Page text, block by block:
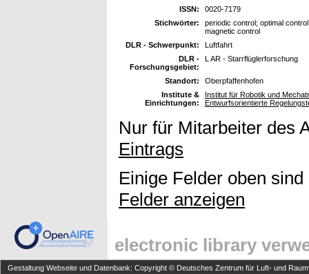
ISSN:
0020-7179
Stichwörter:
periodic control; optimal
magnetic control
DLR - Schwerpunkt:
Luftfahrt
DLR -
Forschungsgebiet:
L AR - Starrflüglerforschung
Standort:
Oberpfaffenhofen
Institute &
Einrichtungen:
Institut für Robotik und
Entwurfsorientierte
Nur für Mitarbeiter des
Eintrags
Einige Felder oben
Felder anzeigen
electronic library
Gestaltung Webseite und Datenbank: Copyright © Deutsches Zentrum für Luft- und